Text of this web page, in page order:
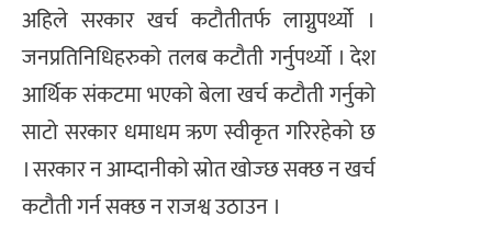
अहिले सरकार खर्च कटौतीतर्फ लाग्नुपर्थ्यो ।
जनप्रतिनिधिहरुको तलब कटौती गर्नुपर्थ्यो । देश
आर्थिक संकटमा भएको बेला खर्च कटौती गर्नुको
साटो सरकार धमाधम ऋण स्वीकृत गरिरहेको छ
। सरकार न आम्दानीको स्रोत खोज्छ सक्छ न खर्च
कटौती गर्न सक्छ न राजश्व उठाउन ।